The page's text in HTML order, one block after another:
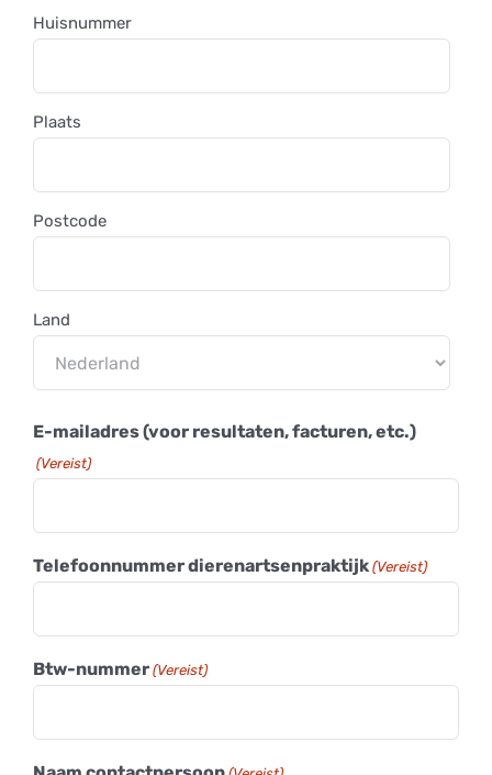
Huisnummer
Plaats
Postcode
Land
E-mailadres (voor resultaten, facturen, etc.)
(Vereist)
Telefoonnummer dierenartsenpraktijk (Vereist)
Btw-nummer (Vereist)